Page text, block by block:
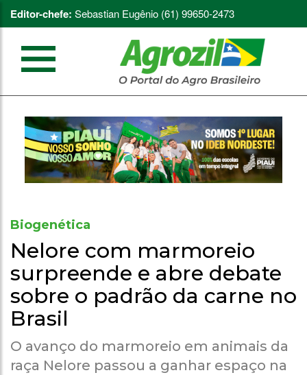
Editor-chefe: Sebastian Eugênio (61) 99650-2473
Biogenética
Nelore com marmoreio
surpreende e abre debate
sobre o padrão da carne no
Brasil
O avanço do marmoreio em animais da
raça Nelore passou a ganhar espaço na